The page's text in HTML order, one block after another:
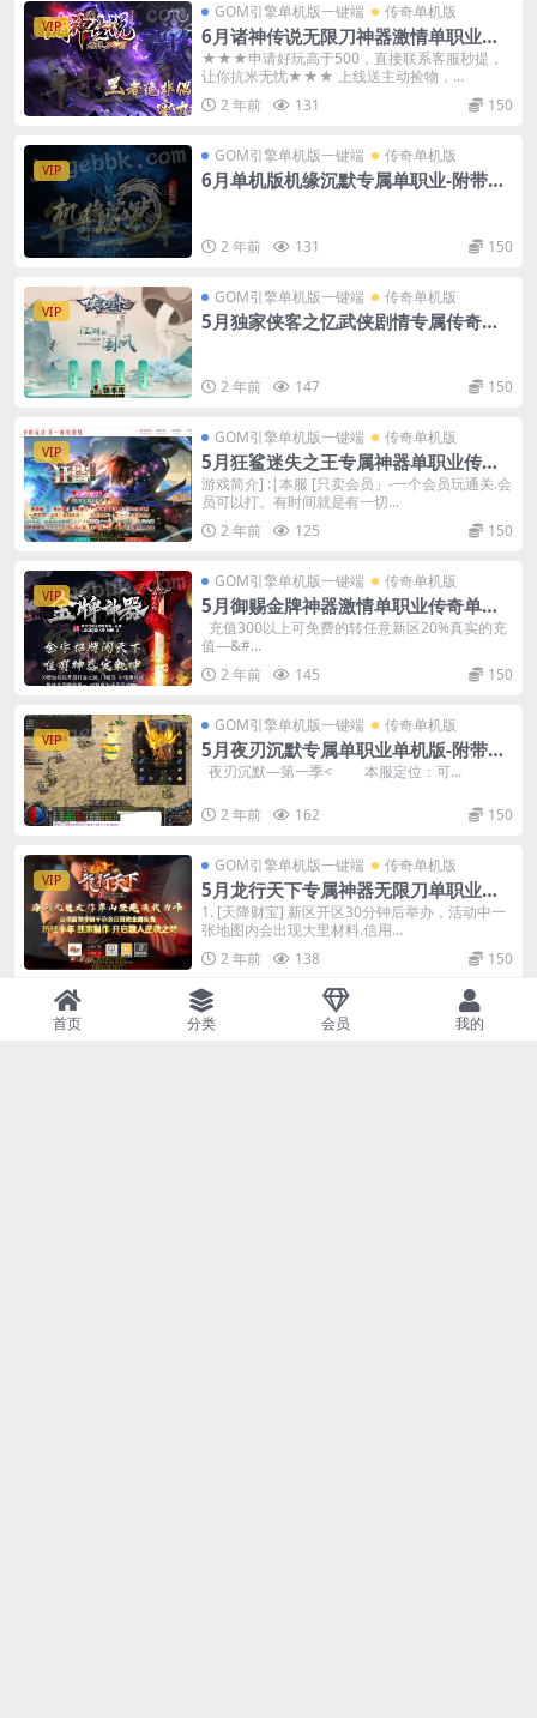
VIP
GOM引擎单机版一键端 传奇单机版
6月诸神传说无限刀神器激情单职业传
奇单机-附带GM后台
★★★申请好玩高于500，直接联系客服秒提，
让你抗米无忧★★★ 上线送主动捡物，...
2 年前
131 150
VIP
GOM引擎单机版一键端 传奇单机版
6月单机版机缘沉默专属单职业-附带G
2 年前 131 150
VIP
GOM引擎单机版一键端 传奇单机版
5月独家侠客之忆武侠剧情专属传奇单
2 年前 147 150
VIP
GOM引擎单机版一键端 传奇单机版
5月狂鲨迷失之王专属神器单职业传奇
单机版本-附带GM后台
游戏简介] :|本服 [只卖会员」-一个会员玩通关.会
员可以打。有时间就是有一切...
2 年前
125 150
VIP
GOM引擎单机版一键端 传奇单机版
5月御赐金牌神器激情单职业传奇单机
版本-附带GM后台
充值300以上可免费的转任意新区20%真实的充
值—&#...
2 年前
145 150
VIP
GOM引擎单机版一键端 传奇单机版
5月夜刃沉默专属单职业单机版-附带G
M后台
夜刃沉默—第一季< 本服定位：可...
2 年前 162 150
VIP
GOM引擎单机版一键端 传奇单机版
5月龙行天下专属神器无限刀单职业单
机版-附带GM后台
1. [天降财宝] 新区开区30分钟后举办，活动中一
张地图内会出现大里材料.信用...
2 年前
138 150
VIP
GOM引擎单机版一键端
5月鸿蒙迷失传奇单机版-魔方光环-专属
首页 分类 会员 我的